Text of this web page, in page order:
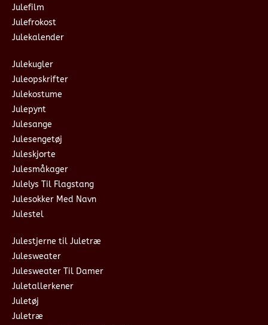
Julefilm
Julefrokost
Julekalender
Julekugler
Juleopskrifter
Julekostume
Julepynt
Julesange
Julesengetøj
Juleskjorte
Julesmåkager
Julelys Til Flagstang
Julesokker Med Navn
Julestel
Julestjerne til Juletræ
Julesweater
Julesweater Til Damer
Juletallerkener
Juletøj
Juletræ